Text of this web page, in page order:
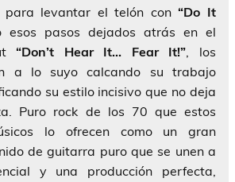
para levantar el telón con“Do It
esos pasos dejados atrás en el
“Don’t Hear It… Fear It!”, los
a lo suyo calcando su trabajo
su estilo incisivo que no deja
Puro rock de los 70 que estos
lo ofrecen como un gran
de guitarra puro que se unen a
y una producción perfecta,